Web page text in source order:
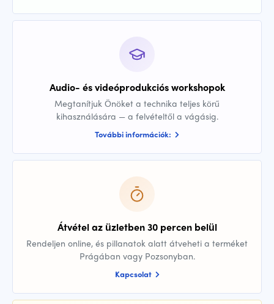
Audio- és videóprodukciós workshopok
Megtanítjuk Önöket a technika teljes körű
kihasználására — a felvételtől a vágásig.
További információk:
Átvétel az üzletben 30 percen belül
Rendeljen online, és pillanatok alatt átveheti a terméket
Prágában vagy Pozsonyban.
Kapcsolat